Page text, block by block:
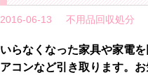
2016-06-13 不用品回収処分
いらなくなった家具や家電
アコンなど引き取ります。